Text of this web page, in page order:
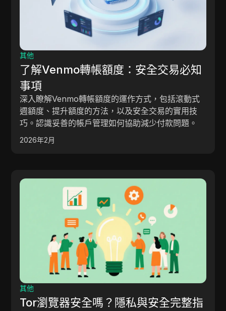
其他
了解Venmo轉帳額度：安全交易必知
事項
深入瞭解Venmo轉帳額度的運作方式，包括滾動式
週額度、提升額度的方法，以及安全交易的實用技
巧。認識妥善的帳戶管理如何協助減少付款問題。
2026年2月
其他
Tor瀏覽器安全嗎？隱私與安全完整指